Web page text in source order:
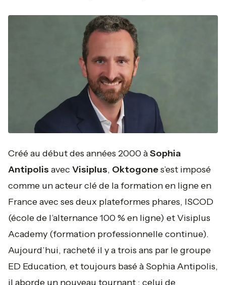
Créé au début des années 2000 àSophia
Antipolis avec Visiplus, Oktogones’est imposé
comme un acteur clé de la formation en ligne en
France avec ses deux plateformes phares, ISCOD
(école de l’alternance 100 % en ligne) et Visiplus
Academy (formation professionnelle continue).
Aujourd’hui, racheté il y a trois ans par le groupe
ED Education, et toujours basé à Sophia Antipolis,
il aborde un nouveau tournant : celui de